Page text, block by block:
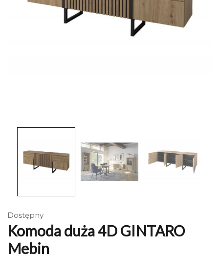
Dostępny
Komoda duża 4D GINTARO
Mebin